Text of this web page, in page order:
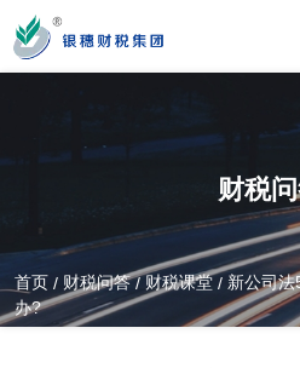
您好！新疆银穗财税服务集团股份有限
MON-SAT 10：00-19：00
财税
首页 / 财税问答 /财税课堂 / 新公司法
办?